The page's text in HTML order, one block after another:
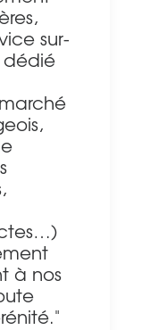
sur-
dédié
à nos